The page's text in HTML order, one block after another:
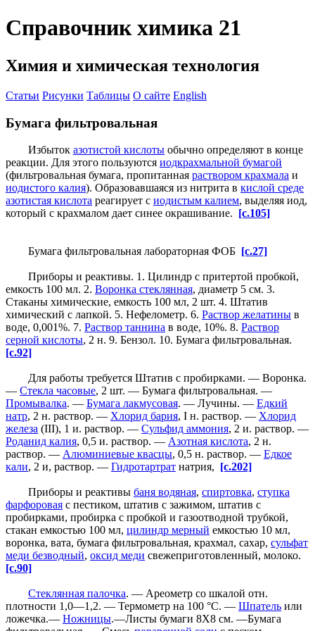
Справочник химика 21
Химия и химическая технология
Статьи Рисунки Таблицы О сайте English
Бумага фильтровальная
Избыток азотистой кислоты обычно определяют в конце
реакции. Для этого пользуются иодкрахмальной бумагой
(фильтровальная бумага, пропитанная раствором крахмала и
иодистого калия). Образовавшаяся из нитрита в кислой среде
азотистая кислота реагирует с иодистым калием, выделяя иод,
который с крахмалом дает синее окрашивание. [c.105]
Бумага фильтровальная лабораторная ФОБ [c.27]
Приборы и реактивы. 1. Цилиндр с притертой пробкой,
емкость 100 мл. 2. Воронка стеклянная, диаметр 5 см. 3.
Стаканы химические, емкость 100 мл, 2 шт. 4. Штатив
химический с лапкой. 5. Нефелометр. 6. Раствор желатины в
воде, 0,001%. 7. Раствор таннина в воде, 10%. 8. Раствор
серной кислоты, 2 н. 9. Бензол. 10. Бумага фильтровальная.
[c.92]
Для работы требуется Штатив с пробирками. — Воронка.
— Стекла часовые, 2 шт. — Бумага фильтровальная. —
Промывалка. — Бумага лакмусовая. — Лучины. — Едкий
натр, 2 н. раствор. — Хлорид бария, I н. раствор. — Хлорид
железа (III), 1 и. раствор. — Сульфид аммония, 2 и. раствор. —
Роданид калия, 0,5 и. раствор. — Азотная кислота, 2 н.
раствор. — Алюминиевые квасцы, 0,5 н. раствор. — Едкое
кали, 2 и, раствор. — Гидротартрат натрия, [c.202]
Приборы и реактивы баня водяная, спиртовка, ступка
фарфоровая с пестиком, штатив с зажимом, штатив с
пробирками, пробирка с пробкой и газоотводной трубкой,
стакан емкостью 100 мл, цилиндр мерный емкостью 10 мл,
воронка, вата, бумага фильтровальная, крахмал, сахар, сульфат
меди безводный, оксид меди свежеприготовленный, молоко.
[c.90]
Стеклянная палочка. — Ареометр со шкалой отн.
плотности 1,0—1,2. — Термометр на 100 °С. — Шпатель или
ложечка.— Ножницы.—Листы бумаги 8X8 см. —Бумага